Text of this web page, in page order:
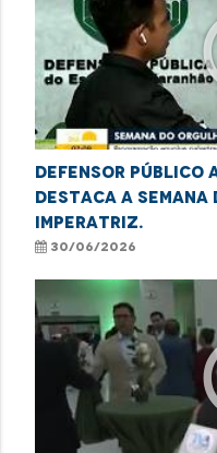
Defensor público
destaca a semana
Imperatriz.
30/06/2026